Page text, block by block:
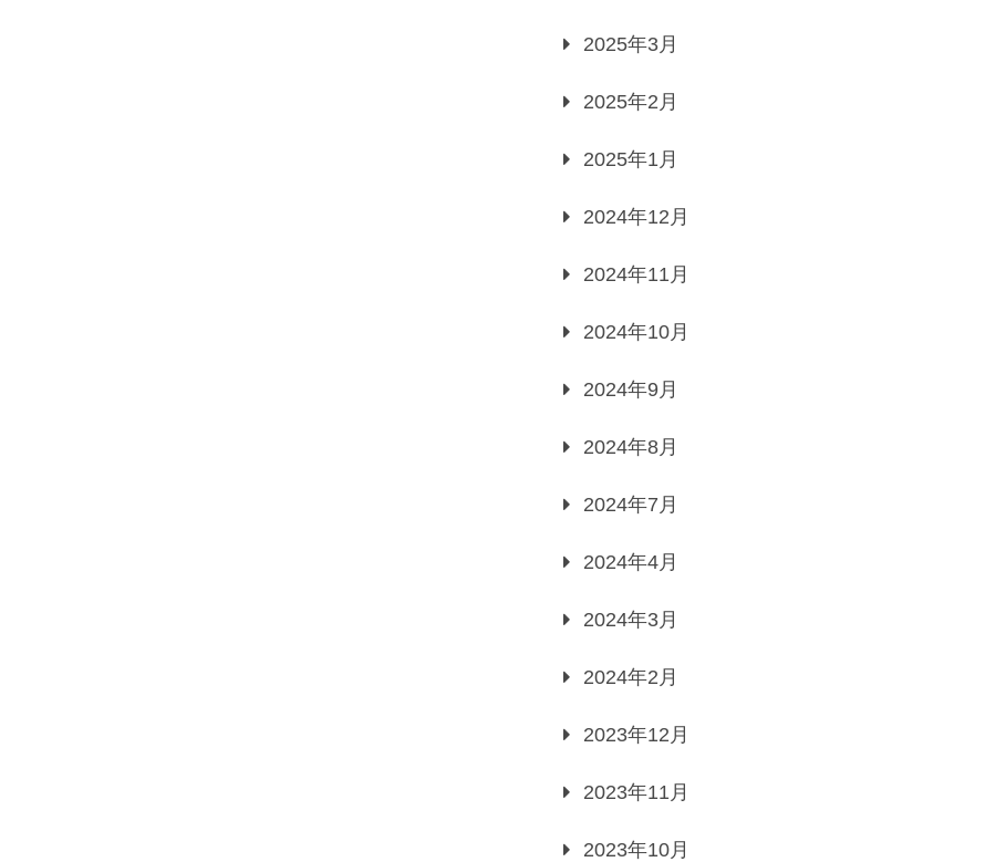
2025年3月
2025年2月
2025年1月
2024年12月
2024年11月
2024年10月
2024年9月
2024年8月
2024年7月
2024年4月
2024年3月
2024年2月
2023年12月
2023年11月
2023年10月